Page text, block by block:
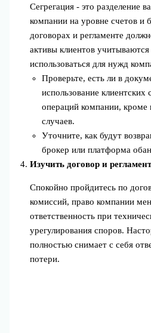
Сегрегация - это разделение
компании на уровне счетов и
договорах и регламенте
активы клиентов
использоваться для нужд
Проверьте, есть ли в
использование клиентских
операций компании,
случаев.
Уточните, как будут
брокер или платформа
Изучить договор и
Спокойно пройдитесь по
комиссий, право компании
ответственность при
урегулирования споров.
полностью снимает с себя
потери.